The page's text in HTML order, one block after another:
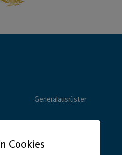
Generalausrüster
Cookies